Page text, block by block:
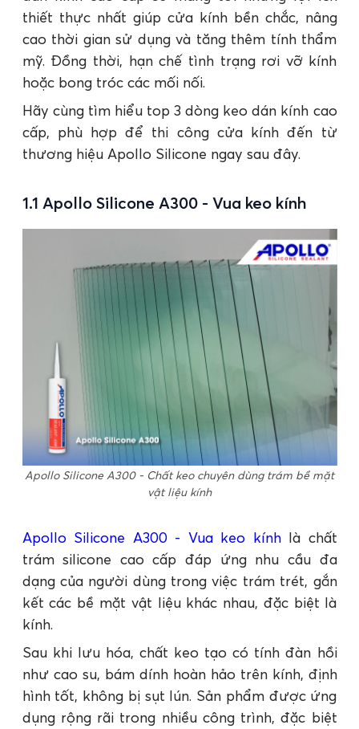
thiết thực nhất giúp cửa kính bền chắc, nâng
cao thời gian sử dụng và tăng thêm tính thẩm
mỹ. Đồng thời, hạn chế tình trạng rơi vỡ kính
hoặc bong tróc các mối nối.
Hãy cùng tìm hiểu top 3 dòng keo dán kính cao
cấp, phù hợp để thi công cửa kính đến từ
thương hiệu Apollo Silicone ngay sau đây.
1.1 Apollo Silicone A300 - Vua keo kính
Apollo Silicone A300 - Chất keo chuyên dùng trám bề mặt
vật liệu kính
Apollo Silicone A300 - Vua keo kínhlà chất
trám silicone cao cấp đáp ứng nhu cầu đa
dạng của người dùng trong việc trám trét, gắn
kết các bề mặt vật liệu khác nhau, đặc biệt là
kính.
Sau khi lưu hóa, chất keo tạo có tính đàn hồi
như cao su, bám dính hoàn hảo trên kính, định
hình tốt, không bị sụt lún. Sản phẩm được ứng
dụng rộng rãi trong nhiều công trình, đặc biệt